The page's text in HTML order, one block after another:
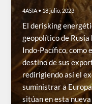
4ASIA • 18 julio, 2023
El derisking
geopolítico de
Indo-Pacífico, como
destino de sus
redirigiendo así el
suministrar a
sitúan en esta